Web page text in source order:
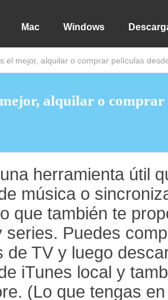
Mac Windows
el mejor, alquilar o comprar películas
alquilar o comprar
herramienta útil
música o
que también te
series. Puedes
de TV y luego
iTunes local y
(Lo que tengas